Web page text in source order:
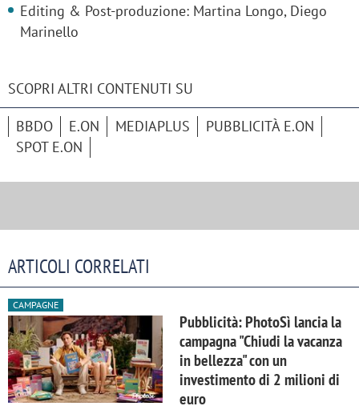
Editing & Post-produzione: Martina Longo, Diego
Marinello
SCOPRI ALTRI CONTENUTI SU
BBDO E.ON MEDIAPLUS
PUBBLICITÀ E.ON
SPOT E.ON
ARTICOLI CORRELATI
CAMPAGNE
Pubblicità: PhotoSì lancia la
campagna "Chiudi la vacanza
in bellezza" con un
investimento di 2 milioni di
euro